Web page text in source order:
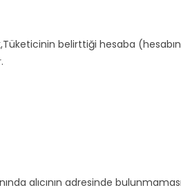
belirttiği hesaba
alıcının adresinde